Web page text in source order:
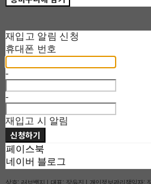
재입고 알림 신청
휴대폰 번호
-
-
재입고 시 알림
신청하기
페이스북
네이버 블로그